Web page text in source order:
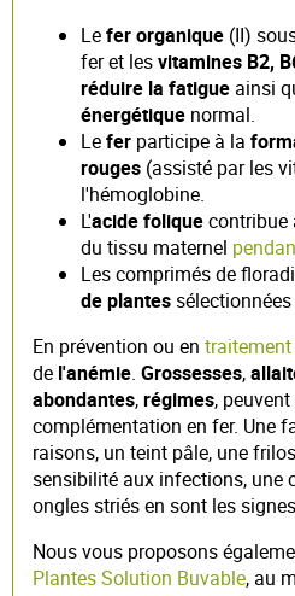
Lefer organique (II)
fer et lesvitamines B2,
réduire la fatigue ainsi
énergétique normal.
Lefer participe à la
rouges (assisté par les
l'hémoglobine.
L'acide foliquecontribue
du tissu maternel
Les comprimés de
de plantes
En prévention ou en traitement
de l'anémie. Grossesses,
abondantes,régimes,
complémentation en fer. Une
raisons, un teint pâle, une
sensibilité aux infections, une
ongles striés en sont les
Nous vous proposons
Plantes Solution Buvable, au